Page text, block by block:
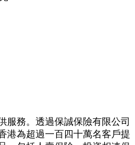
服務。透過保誠保險有限公司
港為超過一百四十萬名客戶提